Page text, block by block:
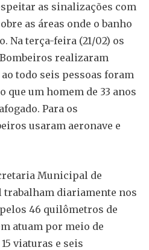
as sinalizações com
as áreas onde o banho
Na terça-feira (21/02) os
realizaram
todo seis pessoas foram
que um homem de 33 anos
Para os
usaram aeronave e
Municipal de
trabalham diariamente nos
46 quilômetros de
atuam por meio de
viaturas e seis